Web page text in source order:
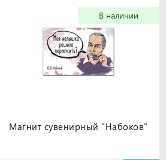
В наличии
Магнит сувенирный "Набоков"